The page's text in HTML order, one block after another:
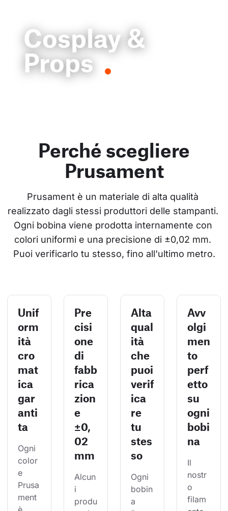
Cosplay &
Props
Perché scegliere
Prusament
Prusament è un materiale di alta qualità
realizzato dagli stessi produttori delle stampanti.
Ogni bobina viene prodotta internamente con
colori uniformi e una precisione di ±0,02 mm.
Puoi verificarlo tu stesso, fino all'ultimo metro.
Unif
orm
ità
cro
mat
ica
gar
anti
ta
Ogni
color
e
Prusa
ment
Pre
cisi
one
di
fabb
rica
zion
e
±0,
02
mm
Alcun
i
produ
Alta
qual
ità
che
puoi
verif
ica
re
tu
stes
so
Ogni
bobin
a
Avv
olgi
men
to
perf
etto
su
ogni
bobi
na
Il
nostr
o
filam